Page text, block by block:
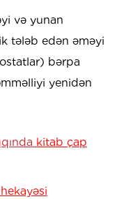
və yunan
tələb edən əməyi
bərpa
yenidən
kitab çap